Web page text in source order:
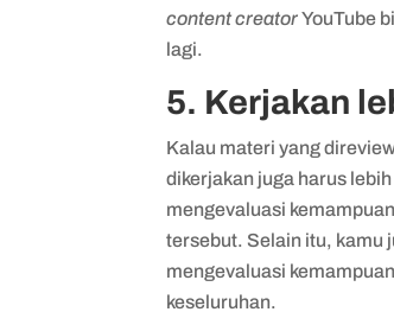
content creatorYouTube
lagi.
5. Kerjakan
Kalau materi yang
dikerjakan juga harus
mengevaluasi
tersebut. Selain itu, kamu
mengevaluasi
keseluruhan.